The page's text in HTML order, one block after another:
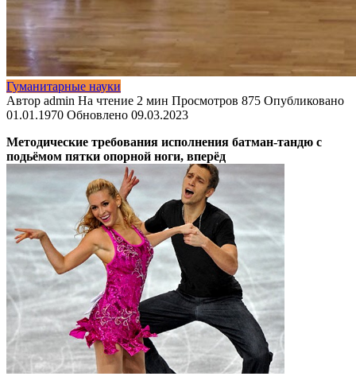
Гуманитарные науки
Автор admin На чтение 2 мин Просмотров 875 Опубликовано
01.01.1970 Обновлено 09.03.2023
Методические требования исполнения батман-тандю с
подьёмом пятки опорной ноги, вперёд